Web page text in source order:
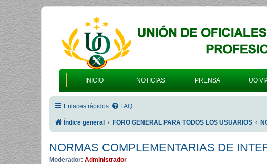
INICIO NOTICIAS PRENSA UO
Enlaces rápidos FAQ
Índice general FORO GENERAL PARA TODOS LOS USUARIOS
NORMAS COMPLEMENTARIAS DE
Moderador: Administrador